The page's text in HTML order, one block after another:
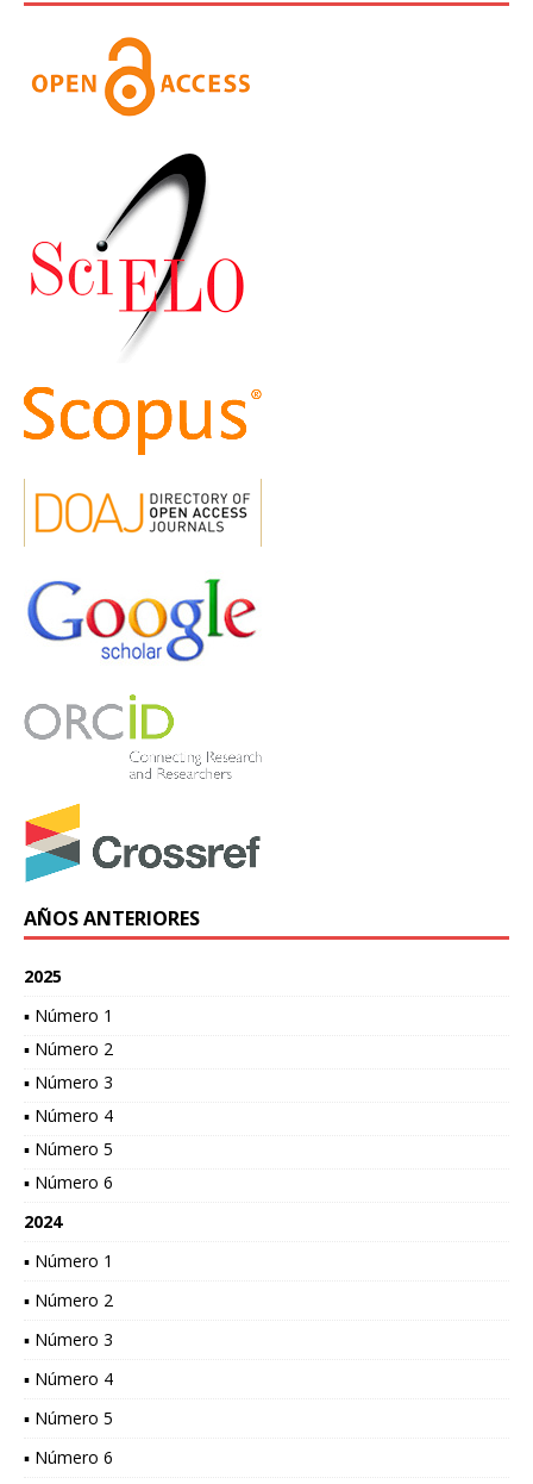
AÑOS ANTERIORES
2025
▪ Número 1
▪ Número 2
▪ Número 3
▪ Número 4
▪ Número 5
▪ Número 6
2024
▪ Número 1
▪ Número 2
▪ Número 3
▪ Número 4
▪ Número 5
▪ Número 6